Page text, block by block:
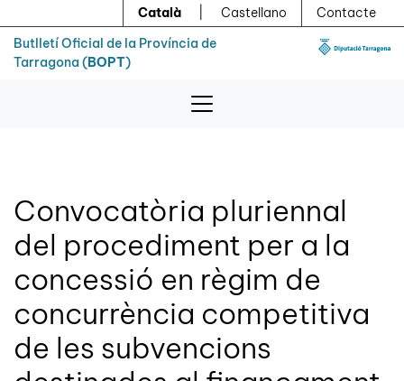
Català Castellano
Contacte
Butlletí Oficial de la Província de
Tarragona (BOPT)
Convocatòria pluriennal
del procediment per a la
concessió en règim de
concurrència competitiva
de les subvencions